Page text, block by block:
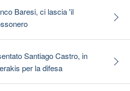
Baresi, ci lascia 'il
Santiago Castro, in
per la difesa